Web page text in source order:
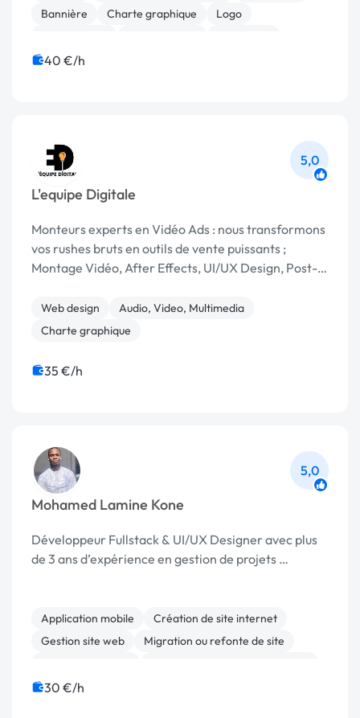
Bannière
Charte graphique
Logo
Print (flyer, plaquette, affiche...)
40 €/h
L'equipe Digitale
5,0
Monteurs experts en Vidéo Ads : nous transformons
vos rushes bruts en outils de vente puissants ;
Montage Vidéo, After Effects, UI/UX Design, Post-
Web design
Audio, Video, Multimedia
Charte graphique
35 €/h
Mohamed Lamine Kone
5,0
Développeur Fullstack & UI/UX Designer avec plus
de 3 ans d’expérience en gestion de projets …
Application mobile
Création de site internet
Gestion site web
Migration ou refonte de site
30 €/h